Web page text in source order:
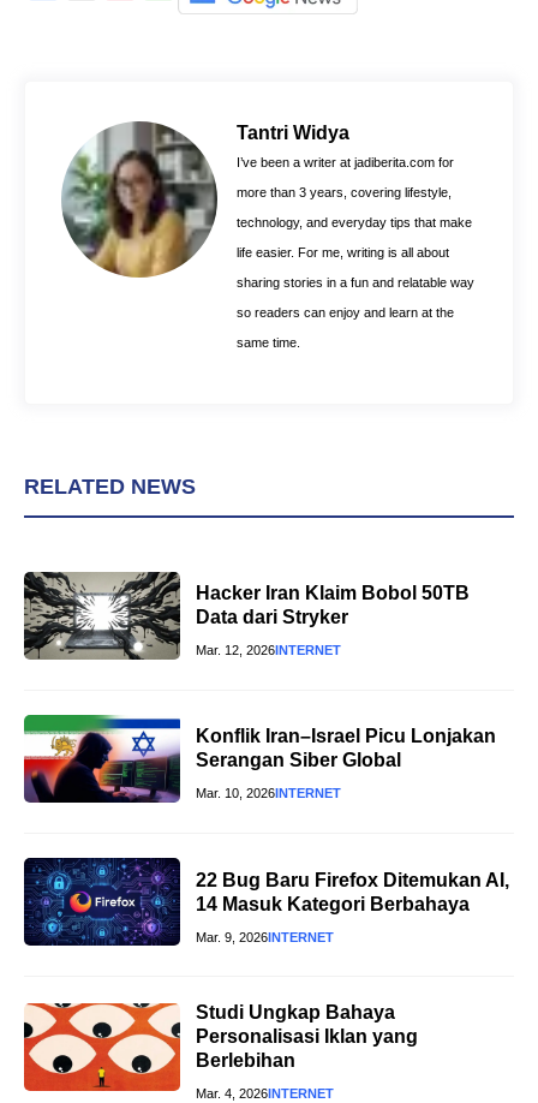
k
e
s
t
h
A
p
p
Tantri Widya
I’ve been a writer at jadiberita.com for
more than 3 years, covering lifestyle,
technology, and everyday tips that make
life easier. For me, writing is all about
sharing stories in a fun and relatable way
so readers can enjoy and learn at the
same time.
RELATED NEWS
Hacker Iran Klaim Bobol 50TB
Data dari Stryker
Mar. 12, 2026 INTERNET
Konflik Iran–Israel Picu Lonjakan
Serangan Siber Global
Mar. 10, 2026 INTERNET
22 Bug Baru Firefox Ditemukan AI,
14 Masuk Kategori Berbahaya
Mar. 9, 2026INTERNET
Studi Ungkap Bahaya
Personalisasi Iklan yang
Berlebihan
Mar. 4, 2026INTERNET